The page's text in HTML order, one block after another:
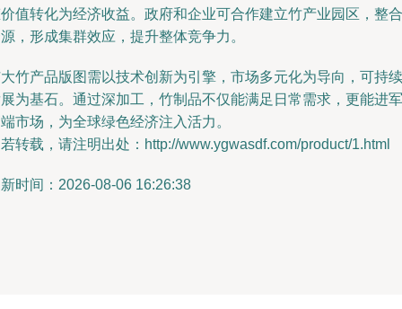
值转化为经济收益。政府和企业可合作建立竹产业园区，整合
，形成集群效应，提升整体竞争力。
竹产品版图需以技术创新为引擎，市场多元化为导向，可持续
为基石。通过深加工，竹制品不仅能满足日常需求，更能进军
市场，为全球绿色经济注入活力。
转载，请注明出处：http://www.ygwasdf.com/product/1.html
时间：2026-08-06 16:26:38